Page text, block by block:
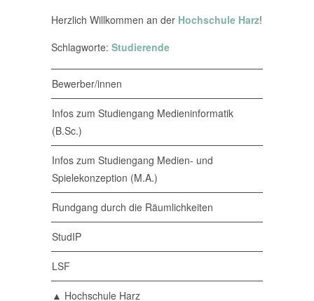
Herzlich Willkommen an der Hochschule Harz!
Schlagworte: Studierende
Bewerber/innen
Infos zum Studiengang Medieninformatik
(B.Sc.)
Infos zum Studiengang Medien- und
Spielekonzeption (M.A.)
Rundgang durch die Räumlichkeiten
StudIP
LSF
▲ Hochschule Harz